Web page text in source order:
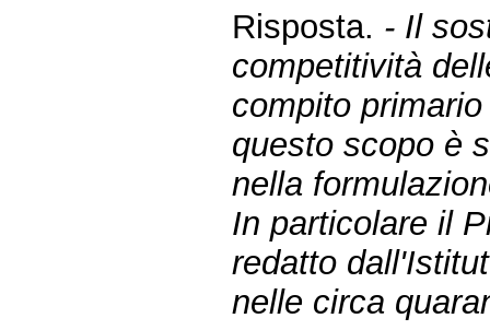
Risposta. - Il
competitività
compito
questo scopo è
nella
In particolare il
redatto
nelle circa